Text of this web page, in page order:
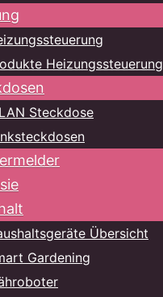
Heizungssteuerung
Steckdose
Übersicht
Gardening